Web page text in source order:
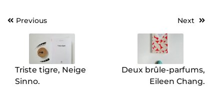
Navigation
l’article
Previous
Triste tigre, Neige
Sinno.
Next
Deux brûle-parfums,
Eileen Chang.